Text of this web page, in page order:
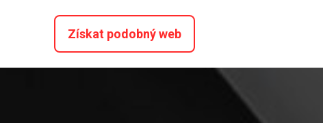
Získat podobný web